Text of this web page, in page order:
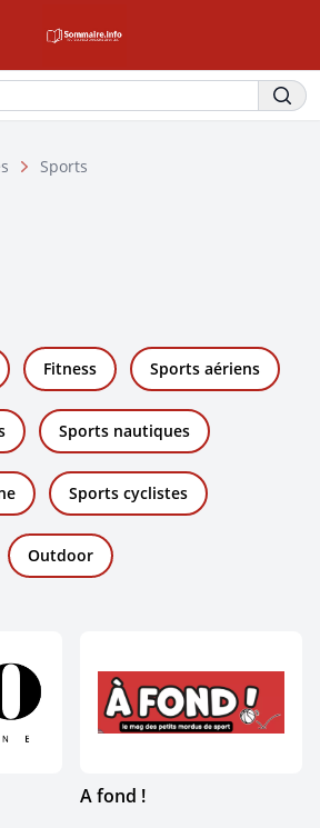
Sports
Fitness Sports aériens
Sports nautiques
Sports cyclistes
Outdoor
A fond !